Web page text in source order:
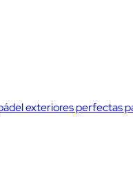
exteriores